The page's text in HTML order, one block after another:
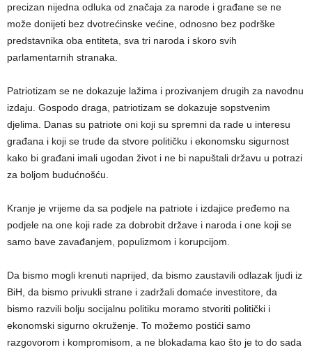
precizan nijedna odluka od značaja za narode i građane se ne
može donijeti bez dvotrećinske većine, odnosno bez podrške
predstavnika oba entiteta, sva tri naroda i skoro svih
parlamentarnih stranaka.
Patriotizam se ne dokazuje lažima i prozivanjem drugih za navodnu
izdaju. Gospodo draga, patriotizam se dokazuje sopstvenim
djelima. Danas su patriote oni koji su spremni da rade u interesu
građana i koji se trude da stvore političku i ekonomsku sigurnost
kako bi građani imali ugodan život i ne bi napuštali državu u potrazi
za boljom budućnošću.
Kranje je vrijeme da sa podjele na patriote i izdajice pređemo na
podjele na one koji rade za dobrobit države i naroda i one koji se
samo bave zavađanjem, populizmom i korupcijom.
Da bismo mogli krenuti naprijed, da bismo zaustavili odlazak ljudi iz
BiH, da bismo privukli strane i zadržali domaće investitore, da
bismo razvili bolju socijalnu politiku moramo stvoriti politički i
ekonomski sigurno okruženje. To možemo postići samo
razgovorom i kompromisom, a ne blokadama kao što je to do sada